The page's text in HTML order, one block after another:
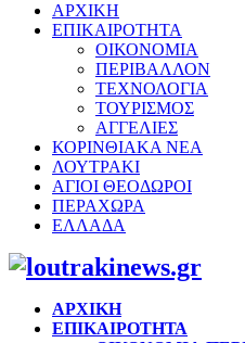
ΑΡΧΙΚΗ
ΕΠΙΚΑΙΡΟΤΗΤΑ
ΟΙΚΟΝΟΜΙΑ
ΠΕΡΙΒΑΛΛΟΝ
ΤΕΧΝΟΛΟΓΙΑ
ΤΟΥΡΙΣΜΟΣ
ΑΓΓΕΛΙΕΣ
ΚΟΡΙΝΘΙΑΚΑ ΝΕΑ
ΛΟΥΤΡΑΚΙ
ΑΓΙΟΙ ΘΕΟΔΩΡΟΙ
ΠΕΡΑΧΩΡΑ
ΕΛΛΑΔΑ
Facebook
Twitter
Instagram
Pinterest
Youtube
ΑΡΧΙΚΗ
ΕΠΙΚΑΙΡΟΤΗΤΑ